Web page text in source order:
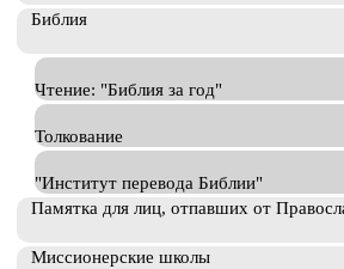
Библия
Чтение: "Библия за год"
Толкование
"Институт перевода Библии"
Памятка для лиц, отпавших от
Миссионерские школы